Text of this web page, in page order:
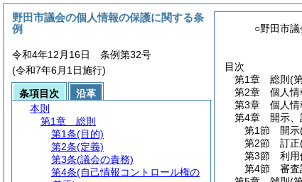
○野田市
目次
第1章
総則 (
第2章
個人
第3章
個人
第4章
開示
第1節
開示
第2節
訂正
第3節
利用
第4節
審査
野田市議会の個人情報の保護に関する条
例
令和4年12月16日 条例第32号
(令和7年6月1日施行)
条項目次
沿革
本則
第1章
総則
第1条(目的)
第2条(定義)
第3条(議会の責務)
第4条(自己情報コントロール権の